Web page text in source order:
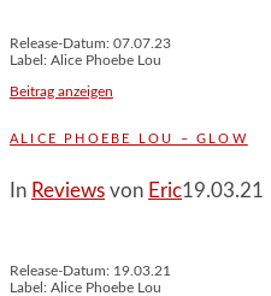
Release-Datum: 07.07.23
Label: Alice Phoebe Lou
Beitrag anzeigen
ALICE PHOEBE LOU – GLOW
In Reviews von Eric19.03.21
Release-Datum: 19.03.21
Label: Alice Phoebe Lou